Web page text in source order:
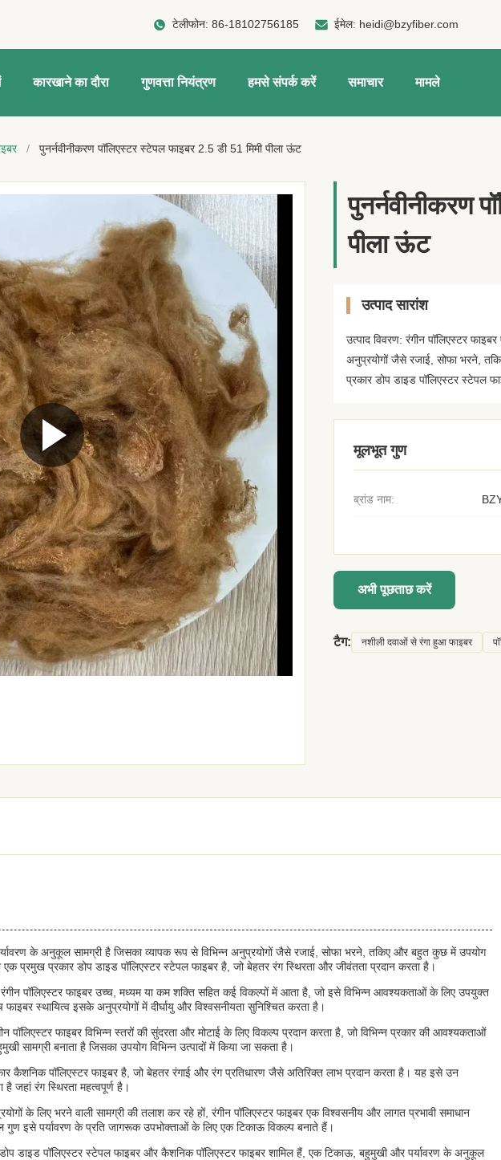
टेलीफोन:86-18102756185 ईमेल: heidi@bzyfiber.com
कारखाने का दौरा गुणवत्ता नियंत्रण हमसे संपर्क करें समाचार मामले
/ पुनर्नवीनीकरण पॉलिएस्टर स्टेपल फाइबर 2.5 डी 51 मिमी पीला ऊंट
पुनर्नवीनीकरण
पीला ऊंट
उत्पाद सारांश
उत्पाद विवरण: रंगीन पॉलिएस्टर
अनुप्रयोगों जैसे रजाई, सोफा भरने,
प्रकार डोप डाइड पॉलिएस्टर स्टेपल
मूलभूत गुण
ब्रांड नाम:
अभी पूछताछ करें
टैग: नशीली दवाओं से रंगा हुआ फाइबर
के अनुकूल सामग्री है जिसका व्यापक रूप से विभिन्न अनुप्रयोगों जैसे रजाई, सोफा भरने, तकिए और बहुत कुछ में उपयोग
एक प्रमुख प्रकार डोप डाइड पॉलिएस्टर स्टेपल फाइबर है, जो बेहतर रंग स्थिरता और जीवंतता प्रदान करता है।
पॉलिएस्टर फाइबर उच्च, मध्यम या कम शक्ति सहित कई विकल्पों में आता है, जो इसे विभिन्न आवश्यकताओं के लिए उपयुक्त
फाइबर स्थायित्व इसके अनुप्रयोगों में दीर्घायु और विश्वसनीयता सुनिश्चित करता है।
फाइबर विभिन्न स्तरों की सुंदरता और मोटाई के लिए विकल्प प्रदान करता है, जो विभिन्न प्रकार की आवश्यकताओं
सामग्री बनाता है जिसका उपयोग विभिन्न उत्पादों में किया जा सकता है।
कैशनिक पॉलिएस्टर फाइबर है, जो बेहतर रंगाई और रंग प्रतिधारण जैसे अतिरिक्त लाभ प्रदान करता है। यह इसे उन
जहां रंग स्थिरता महत्वपूर्ण है।
के लिए भरने वाली सामग्री की तलाश कर रहे हों, रंगीन पॉलिएस्टर फाइबर एक विश्वसनीय और लागत प्रभावी समाधान
इसे पर्यावरण के प्रति जागरूक उपभोक्ताओं के लिए एक टिकाऊ विकल्प बनाते हैं।
डोप डाइड पॉलिएस्टर स्टेपल फाइबर और कैशनिक पॉलिएस्टर फाइबर शामिल हैं, एक टिकाऊ, बहुमुखी और पर्यावरण के अनुकूल